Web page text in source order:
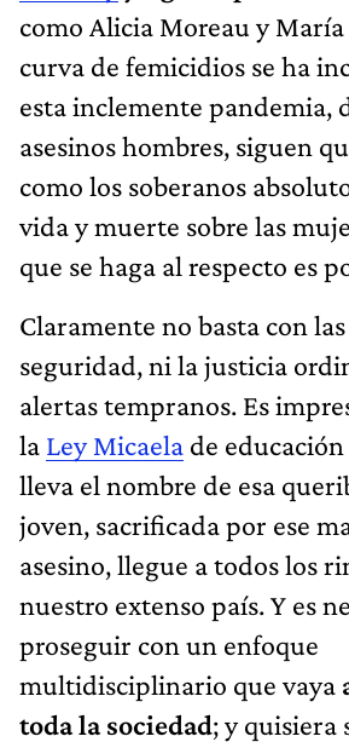
como Alicia Moreau y
curva de femicidios se ha
esta inclemente pandemia,
asesinos hombres, siguen
como los soberanos
vida y muerte sobre las
que se haga al respecto es
Claramente no basta con
seguridad, ni la justicia
alertas tempranos. Es
la Ley Micaela de
lleva el nombre de esa
joven, sacrificada por ese
asesino, llegue a todos los
nuestro extenso país. Y es
proseguir con un enfoque
multidisciplinario que vaya
toda la sociedad; y quisiera